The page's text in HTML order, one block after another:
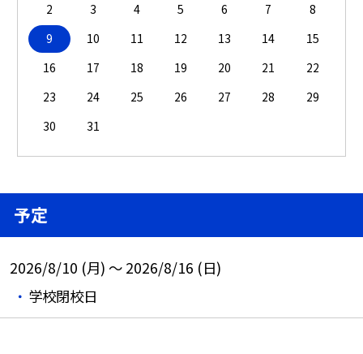
2
3 4 5 6 7
8
9
10 11 12 13 14
15
16
17 18 19 20 21
22
23
24 25 26 27 28
29
30
31
予定
2026/8/10 (月) ～ 2026/8/16 (日)
学校閉校日